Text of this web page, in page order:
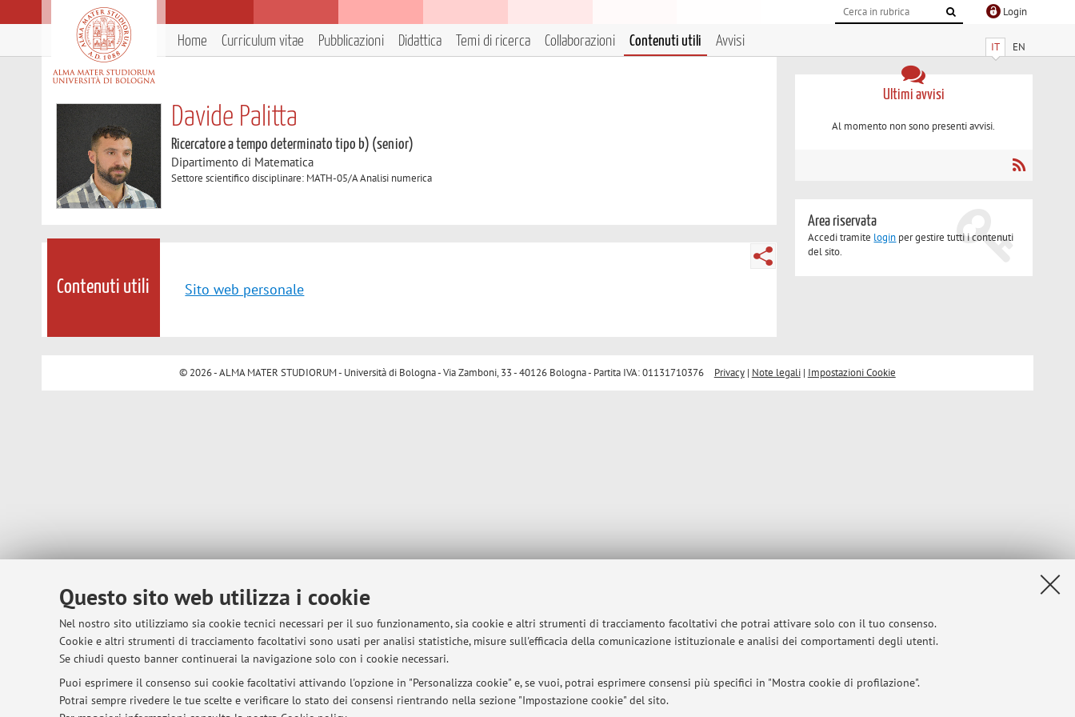
Questo sito web utilizza i cookie
Nel nostro sito utilizziamo sia cookie tecnici necessari per il suo funzionamento, sia cookie e altri strumenti di tracciamento facoltativi che potrai attivare solo con il tuo consenso.
Cookie e altri strumenti di tracciamento facoltativi sono usati per analisi statistiche, misure sull'efficacia della comunicazione istituzionale e analisi dei comportamenti degli utenti.
Se chiudi questo banner continuerai la navigazione solo con i cookie necessari.
Puoi esprimere il consenso sui cookie facoltativi attivando l'opzione in "Personalizza cookie" e, se vuoi, potrai esprimere consensi più specifici in "Mostra cookie di profilazione".
Potrai sempre rivedere le tue scelte e verificare lo stato dei consensi rientrando nella sezione "Impostazione cookie" del sito.
Login
IT EN
Home Curriculum vitae Pubblicazioni Didattica Temi di ricerca Collaborazioni Contenuti utili Avvisi
Davide Palitta
Ricercatore a tempo determinato tipo b) (senior)
Dipartimento di Matematica
Settore scientifico disciplinare: MATH-05/A Analisi numerica
Contenuti utili Sito web personale
Ultimi avvisi
Al momento non sono presenti avvisi.
Area riservata
Accedi tramite login per gestire tutti i contenuti
del sito.
© 2026 - ALMA MATER STUDIORUM - Università di Bologna - Via Zamboni, 33 - 40126 Bologna - Partita IVA: 01131710376 Privacy| Note legali| Impostazioni Cookie